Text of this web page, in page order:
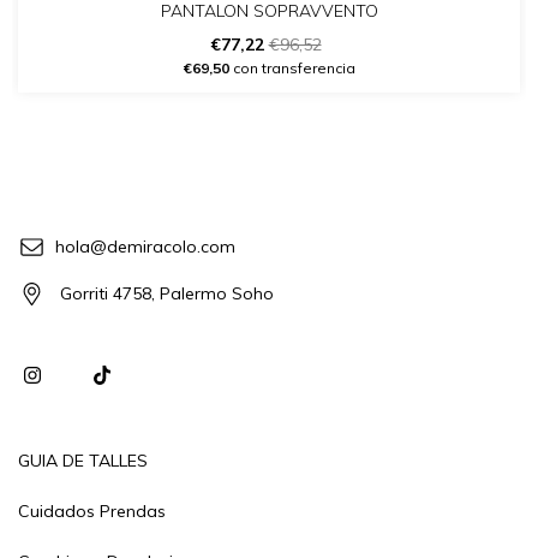
PANTALON SOPRAVVENTO
€77,22€96,52
€69,50con transferencia
hola@demiracolo.com
Gorriti 4758, Palermo Soho
GUIA DE TALLES
Cuidados Prendas